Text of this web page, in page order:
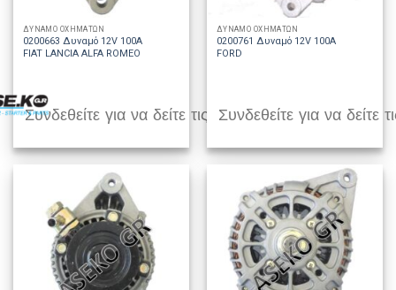
ΔΥΝΑΜΟ ΟΧΗΜΑΤΩΝ
0200663 Δυναμό 12V 100A
FIAT LANCIA ALFA ROMEO
Συνδεθείτε για να δείτε τις τιμές
ΔΥΝΑΜΟ ΟΧΗΜΑΤΩΝ
0200761 Δυναμό 12V 100A
FORD
Συνδεθείτε για να δείτε